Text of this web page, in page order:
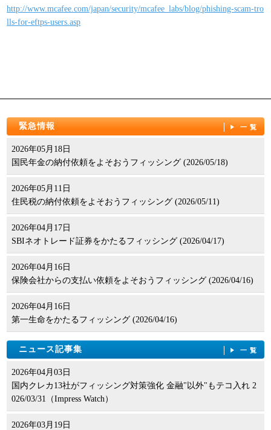
http://www.mcafee.com/japan/security/mcafee_labs/blog/phishing-scam-tro
lls-for-eftps-users.asp
緊急情報 一覧
2026年05月18日
国民年金の納付依頼をよそおうフィッシング (2026/05/18)
2026年05月11日
住民税の納付依頼をよそおうフィッシング (2026/05/11)
2026年04月17日
SBIネオトレード証券をかたるフィッシング (2026/04/17)
2026年04月16日
保険会社からの支払い依頼をよそおうフィッシング (2026/04/16)
2026年04月16日
第一生命をかたるフィッシング (2026/04/16)
ニュース記事集 一覧
2026年04月03日
国内クレカ13社がフィッシング対策強化 金融"以外"もテコ入れ 2
026/03/31（Impress Watch）
2026年03月19日